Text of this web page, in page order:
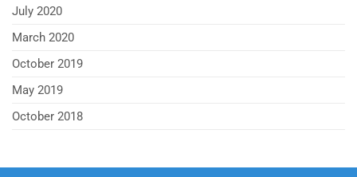
July 2020
March 2020
October 2019
May 2019
October 2018